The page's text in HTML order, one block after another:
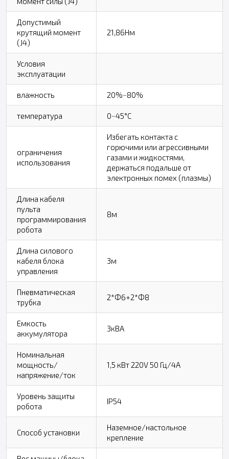
Допустимый
крутящий момент
(J4)
21,86Нм
Условия
эксплуатации
влажность 20%~80%
температура 0~45°С
ограничения
использования
Избегать контакта с
горючими или агрессивными
газами и жидкостями,
держаться подальше от
электронных помех (плазмы)
Длина кабеля
пульта
программирования
робота
8м
Длина силового
кабеля блока
управления
3м
Пневматическая
трубка
2*Ф6+2*Ф8
Емкость
аккумулятора
3кВА
Номинальная
мощность/
напряжение/ток
1,5 кВт 220V 50 Гц/4А
Уровень защиты
робота
IP54
Способ установки
Наземное/настольное
крепление